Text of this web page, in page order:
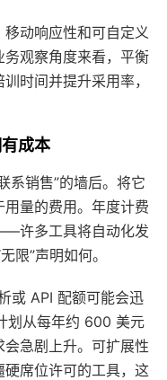
动响应性和可自定义
观察角度来看，平衡
时间并提升采用率，
成本
系销售”的墙后。将它
量的费用。年度计费
许多工具将自动化发
限”声明如何。
或 API 配额可能会迅
划从每年约 600 美元
急剧上升。可扩展性
席位许可的工具，这